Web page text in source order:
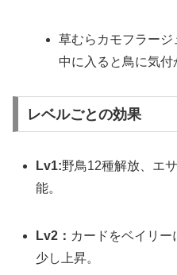
草むらカモフラー
中に入ると鳥に気付
レベルごとの効果
Lv1:野鳥12種解放、エ
能。
Lv2： カードをベイリー
少し上昇。